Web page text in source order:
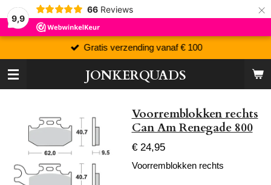
9,9
66 Reviews ×
JONKERQUADS
Gratis verzending vanaf € 100
Voorremblokken rechts
Can Am Renegade 800
€ 24,95
Voorremblokken rechts